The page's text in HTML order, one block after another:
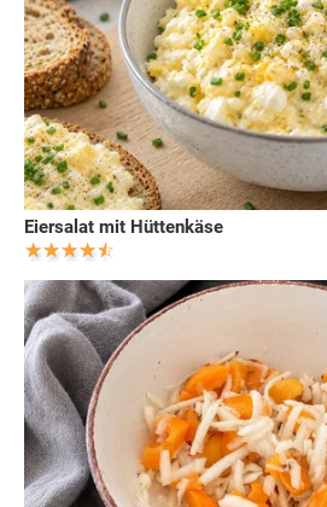
Eiersalat mit Hüttenkäse